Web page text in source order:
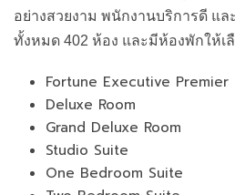
Fortune Executive Premier
Grand Deluxe Room
Studio Suite
One Bedroom Suite
Two Bedroom Suite
Presidential Suite